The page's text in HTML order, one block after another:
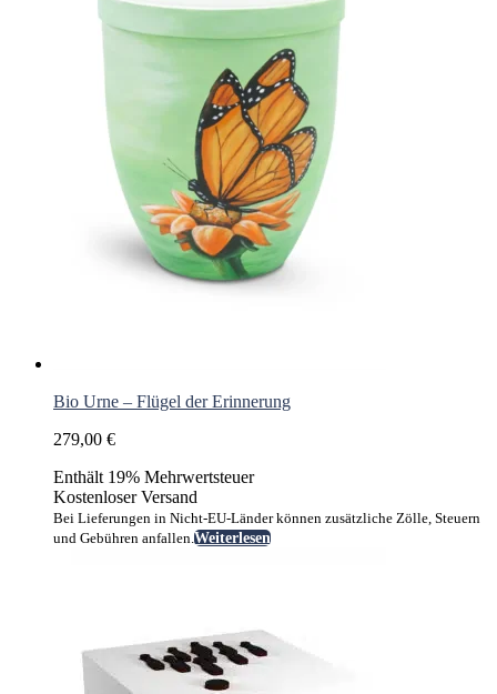
Bio Urne – Flügel der Erinnerung
279,00 €
Enthält 19% Mehrwertsteuer
Kostenloser Versand
Bei Lieferungen in Nicht-EU-Länder können zusätzliche Zölle, Steuern
und Gebühren anfallen.Weiterlesen